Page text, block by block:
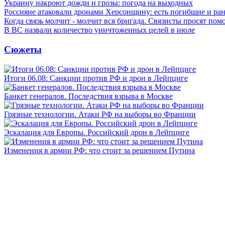
Украину накроют дожди и грозы: погода на выходных
Россияне атаковали дронами Херсонщину: есть погибшие и
Когда связь молчит - молчит вся бригада. Связисты просят
В ВС назвали количество уничтоженных целей в июле
Сюжеты
Итоги 06.08: Санкции против РФ и дрон в Лейпциге
Банкет генералов. Последствия взрыва в Москве
Грязные технологии. Атаки РФ на выборы во Франции
Эскалация для Европы. Российский дрон в Лейпциге
Изменения в армии РФ: что стоит за решением Путина